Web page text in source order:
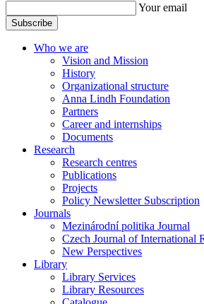
Your email
Subscribe
Who we are
Vision and Mission
History
Organizational structure
Anna Lindh Foundation
Partners
Career and internships
Documents
Research
Research centres
Publications
Projects
Policy Newsletter Subscription
Journals
Mezinárodní politika Journal
Czech Journal of International
New Perspectives
Library
Library Services
Library Resources